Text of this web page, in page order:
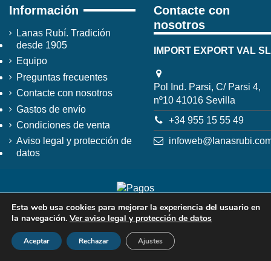
Información
Lanas Rubí. Tradición
desde 1905
Equipo
Preguntas frecuentes
Contacte con nosotros
Gastos de envío
Condiciones de venta
Aviso legal y protección de
datos
Contacte con
nosotros
IMPORT EXPORT VAL SL
Pol Ind. Parsi, C/ Parsi 4,
nº10 41016 Sevilla
+34 955 15 55 49
Esta web usa cookies para mejorar la experiencia del usuario en
la navegación. Ver aviso legal y protección de datos
Aceptar Rechazar Ajustes